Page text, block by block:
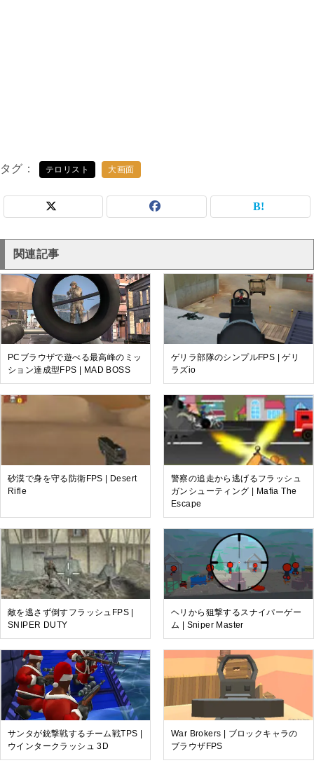
タグ テロリスト 大画面
関連記事
PCブラウザで遊べる最高峰のミッ
ション達成型FPS | MAD BOSS
ゲリラ部隊のシンプルFPS | ゲリ
ラズio
砂漠で身を守る防衛FPS | Desert
Rifle
警察の追走から逃げるフラッシュ
ガンシューティング | Mafia The
Escape
敵を逃さず倒すフラッシュFPS |
SNIPER DUTY
ヘリから狙撃するスナイパーゲー
ム | Sniper Master
サンタが銃撃戦するチーム戦TPS |
ウインタークラッシュ 3D
War Brokers | ブロックキャラの
ブラウザFPS